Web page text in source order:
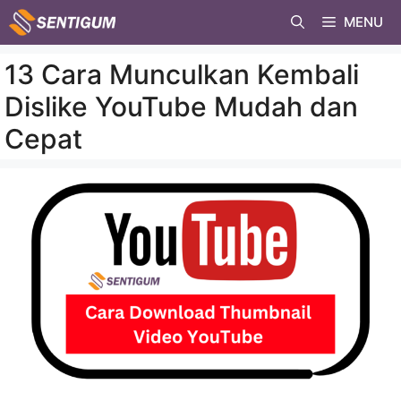
Skip
to
MENU
13 Cara Munculkan Kembali
Dislike YouTube Mudah dan
Cepat